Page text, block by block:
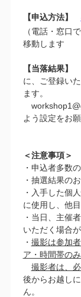
【申込方法】
（電話・窓口
移動します
【当落結果】
に、ご登録い
ます。
よう設定をお願
＜注意事項＞
・申込者多数
・抽選結果の
・入手した個
に使用し、他
・当日、主催
いただく場合
・ 撮影は参加
ア・時間帯の
撮影者は、
後からお越し
ん。